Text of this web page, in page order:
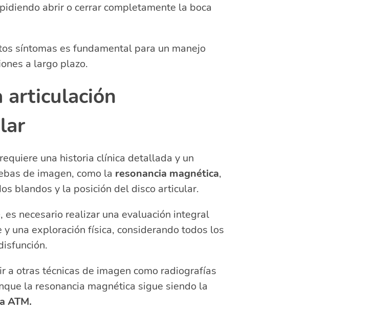
abrir o cerrar completamente la boca
síntomas es fundamental para un manejo
a largo plazo.
articulación
una historia clínica detallada y un
de imagen, como la resonancia magnética,
blandos y la posición del disco articular.
necesario realizar una evaluación integral
una exploración física, considerando todos los
a otras técnicas de imagen como radiografías
la resonancia magnética sigue siendo la
ATM.